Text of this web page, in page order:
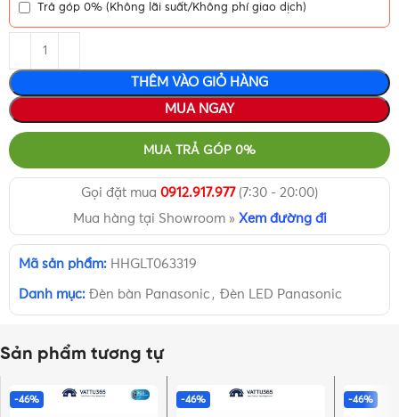
Trả góp 0% (Không lãi suất/Không phí giao dịch)
THÊM VÀO GIỎ HÀNG
MUA NGAY
MUA TRẢ GÓP 0%
Gọi đặt mua 0912.917.977(7:30 - 20:00)
Mua hàng tại Showroom » Xem đường đi
Mã sản phẩm: HHGLT063319
Danh mục: Đèn bàn Panasonic , Đèn LED Panasonic
Sản phẩm tương tự
-46% -46% -46%